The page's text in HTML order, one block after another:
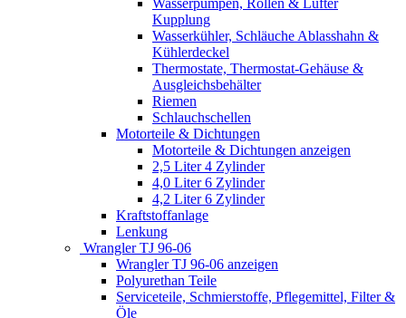
Kupplung
Wasserkühler, Schläuche Ablasshahn &
Kühlerdeckel
Thermostate, Thermostat-Gehäuse &
Ausgleichsbehälter
Riemen
Schlauchschellen
Motorteile & Dichtungen
Motorteile & Dichtungen anzeigen
2,5 Liter 4 Zylinder
4,0 Liter 6 Zylinder
4,2 Liter 6 Zylinder
Kraftstoffanlage
Lenkung
Wrangler TJ 96-06
Wrangler TJ 96-06 anzeigen
Polyurethan Teile
Serviceteile, Schmierstoffe, Pflegemittel, Filter &
Öle